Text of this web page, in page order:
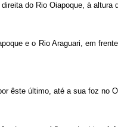
do Rio Oiapoque, à
e o Rio Araguari, em
êste último, até a sua foz no